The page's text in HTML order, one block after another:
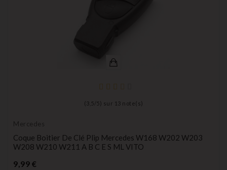
( 3,5 / 5) sur 13 note(s)
Mercedes
Coque Boitier De Clé Plip Mercedes W168 W202 W203
W208 W210 W211 A B C E S ML VITO
9,99 €